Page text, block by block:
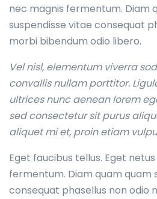
nec magnis fermentum. Diam
suspendisse vitae consequat
morbi bibendum odio libero.
Vel nisl, elementum viverra
convallis nullam porttitor.
ultrices nunc aenean lorem
sed consectetur sit purus
aliquet mi et, proin etiam
Eget faucibus tellus. Eget
fermentum. Diam quam quam
consequat phasellus non odio